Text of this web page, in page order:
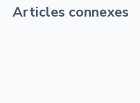
Articles connexes